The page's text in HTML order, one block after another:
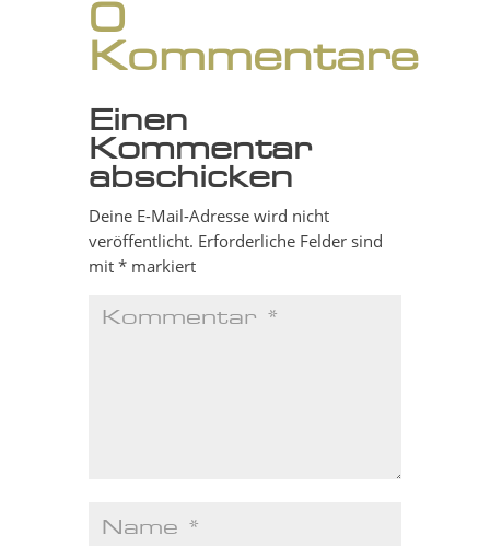
0
Kommentare
Einen
Kommentar
abschicken
Deine E-Mail-Adresse wird nicht
veröffentlicht. Erforderliche Felder sind
mit *markiert